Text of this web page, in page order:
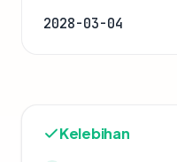
2028-03-04
Kelebihan